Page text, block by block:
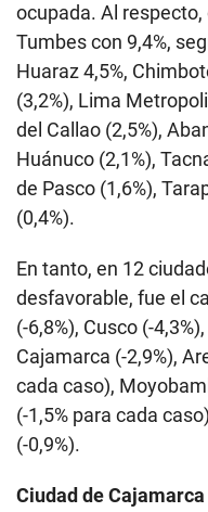
ocupada. Al
Tumbes con 9,4%,
Huaraz 4,5%,
(3,2%), Lima
del Callao (2,5%),
Huánuco (2,1%),
de Pasco (1,6%),
(0,4%).
En tanto, en 12
desfavorable, fue el
(-6,8%), Cusco (-
Cajamarca (-2,9%),
cada caso),
(-1,5% para cada
(-0,9%).
Ciudad de